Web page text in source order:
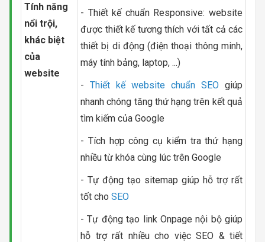
Tính năng
nổi trội,
khác biệt
của
website
- Thiết kế chuẩn Responsive: website
được thiết kế tương thích với tất cả các
thiết bị di động (điện thoại thông minh,
máy tính bảng, laptop, ...)
- Thiết kế website chuẩn SEO giúp
nhanh chóng tăng thứ hạng trên kết quả
tìm kiếm của Google
- Tích hợp công cụ kiểm tra thứ hạng
nhiều từ khóa cùng lúc trên Google
- Tự động tạo sitemap giúp hỗ trợ rất
tốt cho SEO
- Tự động tạo link Onpage nội bộ giúp
hỗ trợ rất nhiều cho việc SEO & tiết